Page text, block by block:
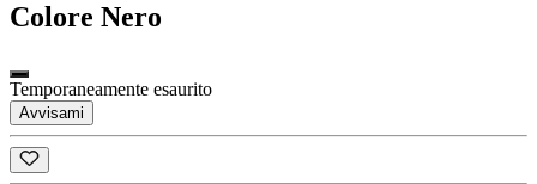
Colore Nero
Temporaneamente esaurito
Avvisami